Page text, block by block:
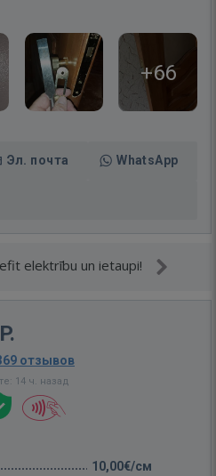
+66
Эл. почта WhatsApp
elektrību un ietaupi!
отзывов
14 ч. назад
10,00€/см